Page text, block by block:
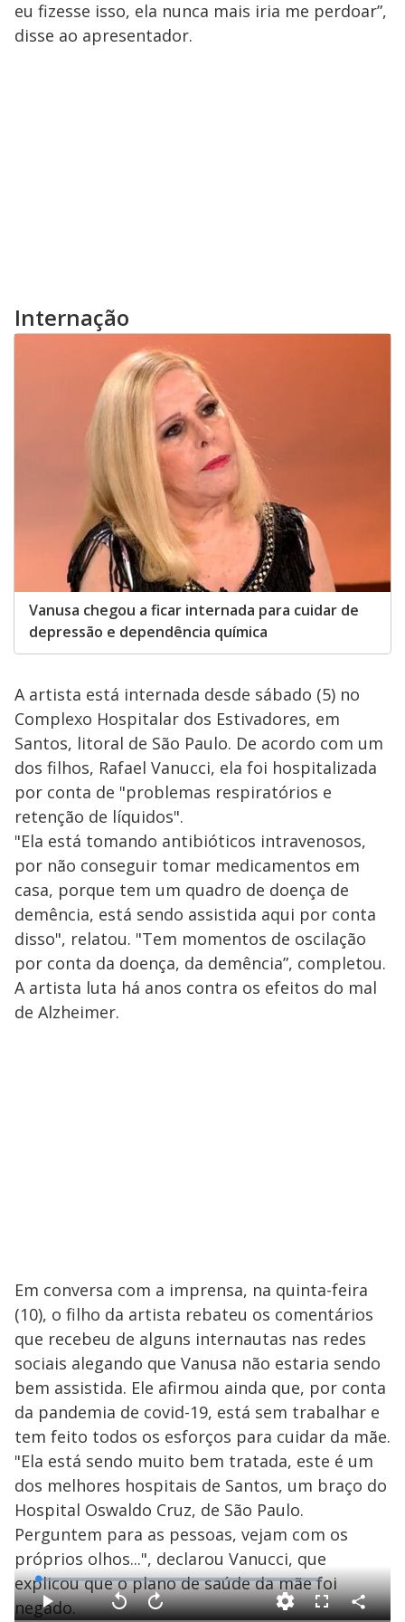
eu fizesse isso, ela nunca mais iria me perdoar”,
disse ao apresentador.
Internação
Vanusa chegou a ficar internada para cuidar de
depressão e dependência química
A artista está internada desde sábado (5) no
Complexo Hospitalar dos Estivadores, em
Santos, litoral de São Paulo. De acordo com um
dos filhos, Rafael Vanucci, ela foi hospitalizada
por conta de "problemas respiratórios e
retenção de líquidos".
"Ela está tomando antibióticos intravenosos,
por não conseguir tomar medicamentos em
casa, porque tem um quadro de doença de
demência, está sendo assistida aqui por conta
disso", relatou. "Tem momentos de oscilação
por conta da doença, da demência”, completou.
A artista luta há anos contra os efeitos do mal
de Alzheimer.
Em conversa com a imprensa, na quinta-feira
(10), o filho da artista rebateu os comentários
que recebeu de alguns internautas nas redes
sociais alegando que Vanusa não estaria sendo
bem assistida. Ele afirmou ainda que, por conta
da pandemia de covid-19, está sem trabalhar e
tem feito todos os esforços para cuidar da mãe.
"Ela está sendo muito bem tratada, este é um
dos melhores hospitais de Santos, um braço do
Hospital Oswaldo Cruz, de São Paulo.
Perguntem para as pessoas, vejam com os
próprios olhos...", declarou Vanucci, que
explicou que o plano de saúde da mãe foi
negado.
P V A
L
o
a
d
e F C